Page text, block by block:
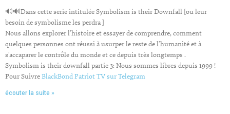
🔊🔊Dans cette serie intitulée Symbolism is their Downfall [ou leur
besoin de symbolisme les perdra ]
Nous allons explorer l’histoire et essayer de comprendre, comment
quelques personnes ont réussi à usurper le reste de l’humanité et à
s’accaparer le contrôle du monde et ce depuis très longtemps .
Symbolism is their downfall partie 3: Nous sommes libres depuis 1999 !
Pour SuivreBlackBond Patriot TV sur Telegram
écouter la suite »